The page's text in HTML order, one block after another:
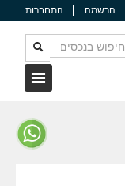
התחברות הרשמה